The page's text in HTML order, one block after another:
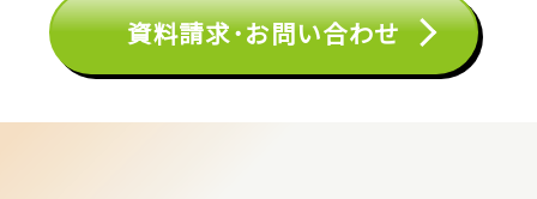
資料請求･お問い合わせ